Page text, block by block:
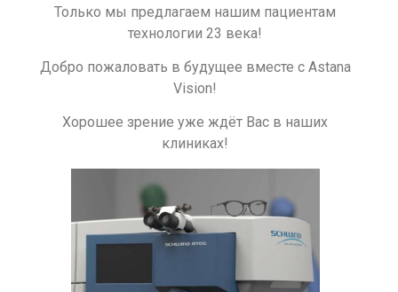
Только мы предлагаем нашим пациентам
технологии 23 века!
Добро пожаловать в будущее вместе с Astana
Vision!
Хорошее зрение уже ждёт Вас в наших
клиниках!